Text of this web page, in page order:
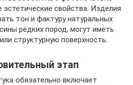
свойства. Изделия
тон и фактуру натуральных
редких пород, могут иметь
структурную поверхность.
этап
обязательно включает